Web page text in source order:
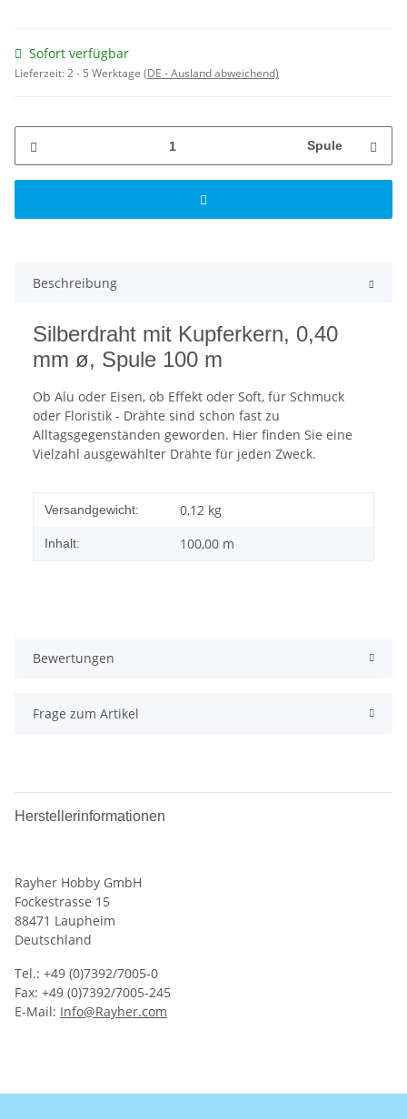
Sofort verfügbar
Lieferzeit:2 - 5 Werktage (DE - Ausland abweichend)
Spule
Beschreibung
Silberdraht mit Kupferkern, 0,40
mm ø, Spule 100 m
Ob Alu oder Eisen, ob Effekt oder Soft, für Schmuck
oder Floristik - Drähte sind schon fast zu
Alltagsgegenständen geworden. Hier finden Sie eine
Vielzahl ausgewählter Drähte für jeden Zweck.
Versandgewicht: 0,12 kg
Inhalt: 100,00 m
Bewertungen
Frage zum Artikel
Herstellerinformationen
Rayher Hobby GmbH
Fockestrasse 15
88471 Laupheim
Deutschland
Tel.: +49 (0)7392/7005-0
Fax: +49 (0)7392/7005-245
E-Mail: Info@Rayher.com